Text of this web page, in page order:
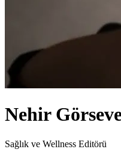
Nehir
Sağlık ve Wellness Editörü